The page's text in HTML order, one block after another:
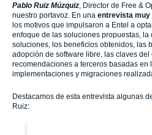
Pablo Ruiz Múzquiz , Director de Free &
nuestro portavoz. En una entrevista muy
los motivos que impulsaron a Entel a
enfoque de las soluciones propuestas,
soluciones, los beneficios obtenidos, las
adopción de software libre, las claves del
recomendaciones a terceros basadas en
implementaciones y migraciones
Destacamos de esta entrevista algunas
Ruiz: